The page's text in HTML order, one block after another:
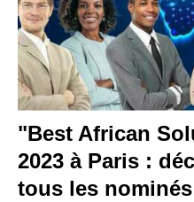
"Best African
2023 à Paris :
tous les nominés